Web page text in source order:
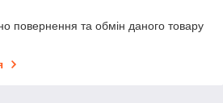
повернення та обмін даного товару